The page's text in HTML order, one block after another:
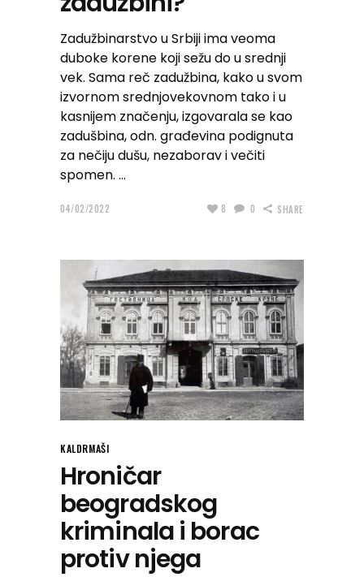
Zadužbinarstvo u Srbiji ima veoma
duboke korene koji sežu do u srednji
vek. Sama reč zadužbina, kako u svom
izvornom srednjovekovnom tako i u
kasnijem značenju, izgovarala se kao
zadušbina, odn. građevina podignuta
za nečiju dušu, nezaborav i večiti
spomen.
04/02/2022 8 0 SHARE
KALDRMAŠI
Hroničar
beogradskog
kriminala i borac
protiv njega